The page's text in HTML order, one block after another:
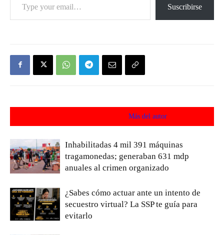
Suscribirse
Más del autor
Inhabilitadas 4 mil 391 máquinas
tragamonedas; generaban 631 mdp
anuales al crimen organizado
¿Sabes cómo actuar ante un intento de
secuestro virtual? La SSP te guía para
evitarlo